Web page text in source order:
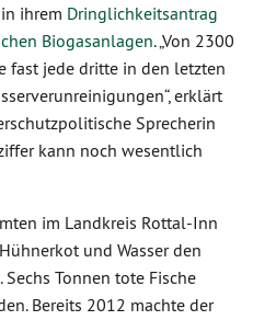
ihrem Dringlichkeitsantrag
Biogasanlagen. „Von 2300
fast jede dritte in den letzten
erklärt
Sprecherin
kann noch wesentlich
im Landkreis Rottal-Inn
und Wasser den
Tonnen tote Fische
Bereits 2012 machte der